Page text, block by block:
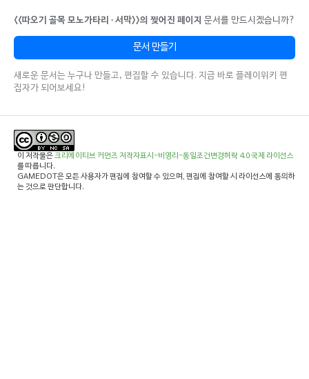
<<따오기 골목 모노가타리 ∙ 서막>>의 찢어진 페이지 문서를 만드시겠습니까?
문서 만들기
새로운 문서는 누구나 만들고, 편집할 수 있습니다. 지금 바로 플레이위키 편
집자가 되어보세요!
이 저작물은크리에이티브 커먼즈 저작자표시-비영리-동일조건변경허락 4.0 국제 라이선스
를 따릅니다.
GAMEDOT은 모든 사용자가 편집에 참여할 수 있으며, 편집에 참여할 시 라이선스에 동의하
는 것으로 판단합니다.